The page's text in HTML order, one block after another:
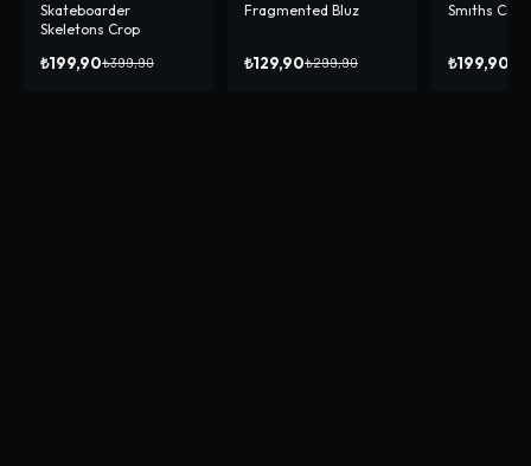
-%50
Skateboarder
Skeletons Crop
₺199,90₺399,90
-%57
Fragmented Bluz
₺129,90₺299,90
-%50
Smıths Crop
₺199,90